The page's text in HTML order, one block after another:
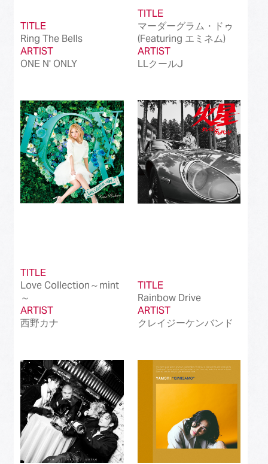
TITLE
Ring The Bells
ARTIST
ONE N' ONLY
TITLE
マーダーグラム・ドゥ
(Featuring エミネム)
ARTIST
LLクールJ
TITLE
Love Collection～mint
～
ARTIST
西野カナ
TITLE
Rainbow Drive
ARTIST
クレイジーケンバンド